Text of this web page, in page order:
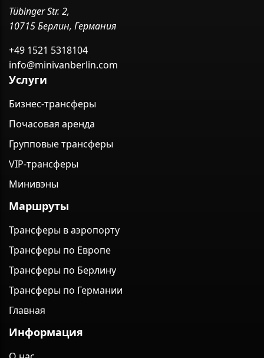
Tübinger Str. 2,
10715 Берлин, Германия
+49 1521 5318104
info@minivanberlin.com
Услуги
Бизнес-трансферы
Почасовая аренда
Групповые трансферы
VIP-трансферы
Минивэны
Маршруты
Трансферы в аэропорту
Трансферы по Европе
Трансферы по Берлину
Трансферы по Германии
Главная
Информация